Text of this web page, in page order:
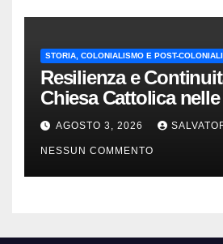
STORIA, COLONIALISMO E POST-
Resilienza e
Chiesa Cattolica
Orientali Olandesi
AGOSTO 3, 2026
NESSUN COMMENTO